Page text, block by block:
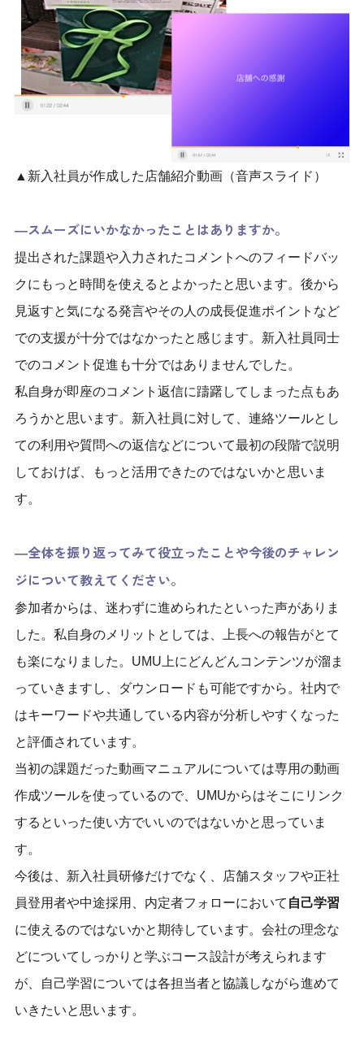
▲新入社員が作成した店舗紹介動画（音声スライド）
―スムーズにいかなかったことはありますか。
提出された課題や入力されたコメントへのフィードバッ
クにもっと時間を使えるとよかったと思います。後から
見返すと気になる発言やその人の成長促進ポイントなど
での支援が十分ではなかったと感じます。新入社員同士
でのコメント促進も十分ではありませんでした。
私自身が即座のコメント返信に躊躇してしまった点もあ
ろうかと思います。新入社員に対して、連絡ツールとし
ての利用や質問への返信などについて最初の段階で説明
しておけば、もっと活用できたのではないかと思いま
す。
―全体を振り返ってみて役立ったことや今後のチャレン
ジについて教えてください。
参加者からは、迷わずに進められたといった声がありま
した。私自身のメリットとしては、上長への報告がとて
も楽になりました。 UMU上にどんどんコンテンツが溜ま
っていきますし、ダウンロードも可能ですから。社内で
はキーワードや共通している内容が分析しやすくなった
と評価されています。
当初の課題だった動画マニュアルについては専用の動画
作成ツールを使っているので、UMUからはそこにリンク
するといった使い方でいいのではないかと思っていま
す。
今後は、 新入社員研修だけでなく、店舗スタッフや正社
員登用者や中途採用 、内定者フォローにおいて 自己学習
に使 えるのではないかと期待しています。会社の理念な
どについてしっかりと学ぶコース設計が考えられます
が、
自己学習については各担当者と協議しながら進めて
いきたいと思います。